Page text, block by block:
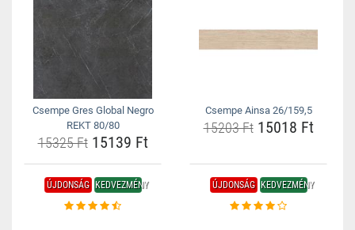
Csempe Gres Global Negro
REKT 80/80
15325 Ft15139 Ft
Csempe Ainsa 26/159,5
15203 Ft15018 Ft
ÚJDONSÁG KEDVEZMÉNY ÚJDONSÁG KEDVEZMÉNY